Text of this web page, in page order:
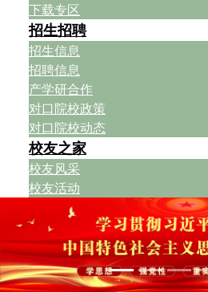
下载专区
招生招聘
招生信息
招聘信息
产学研合作
对口院校政策
对口院校动态
校友之家
校友风采
校友活动